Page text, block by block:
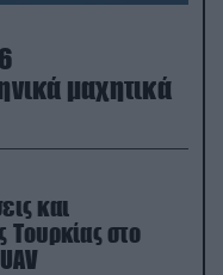
μαχητικά
και
Τουρκίας στο